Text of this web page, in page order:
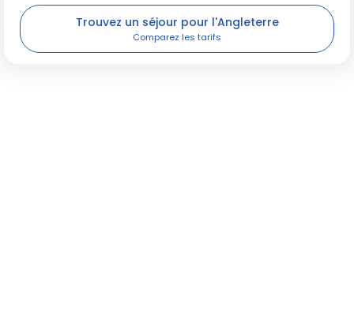
Trouvez un séjour pour l'Angleterre